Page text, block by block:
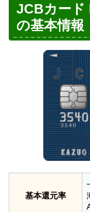
JCBカード
の基本情報
基本還元率